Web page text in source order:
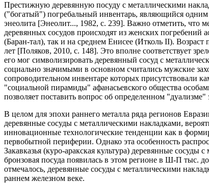
Престижную деревянную посуду с металлическими
("богатый") погребальный инвентарь, являющийся
энеолита [Энеолит..., 1982, с. 239]. Важно отметить, что
деревянных сосудов происходят из женских погребений
(Баран-тал), так и на среднем Енисее (Итколь II).
лет [Поляков, 2010, с. 148]. Это вполне соответствует
его мог символизировать деревянный сосуд с
социально значимыми в основном считались мужские
сопроводительном инвентаре которых присутствовали
"социальной пирамиды" афанасьевского общества
позволяет поставить вопрос об определенном
В целом для эпохи раннего металла ряда регионов
деревянные сосуды с металлическими накладками,
инновационные технологические тенденции как в
первобытной периферии. Однако эта особенность
Закавказья (куро-аракская культура) деревянные
бронзовая посуда появилась в этом регионе в Ш-П тыс.
отмечалось, деревянные сосуды с металлическими
раннем железном веке.